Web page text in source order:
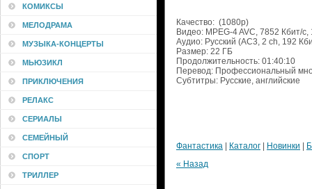
КОМИКСЫ
МЕЛОДРАМА
МУЗЫКА-КОНЦЕРТЫ
МЬЮЗИКЛ
ПРИКЛЮЧЕНИЯ
РЕЛАКС
СЕРИАЛЫ
СЕМЕЙНЫЙ
СПОРТ
ТРИЛЛЕР
Качество: (1080p)
Видео: MPEG-4 AVC, 7852 Кбит/
Аудио: Русский (AC3, 2 ch, 192
Размер: 22 ГБ
Продолжительность: 01:40:10
Перевод: Профессиональный
Субтитры: Русские, английские
Фантастика Каталог Новинки
« Назад